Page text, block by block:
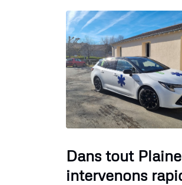
Dans tout
intervenons